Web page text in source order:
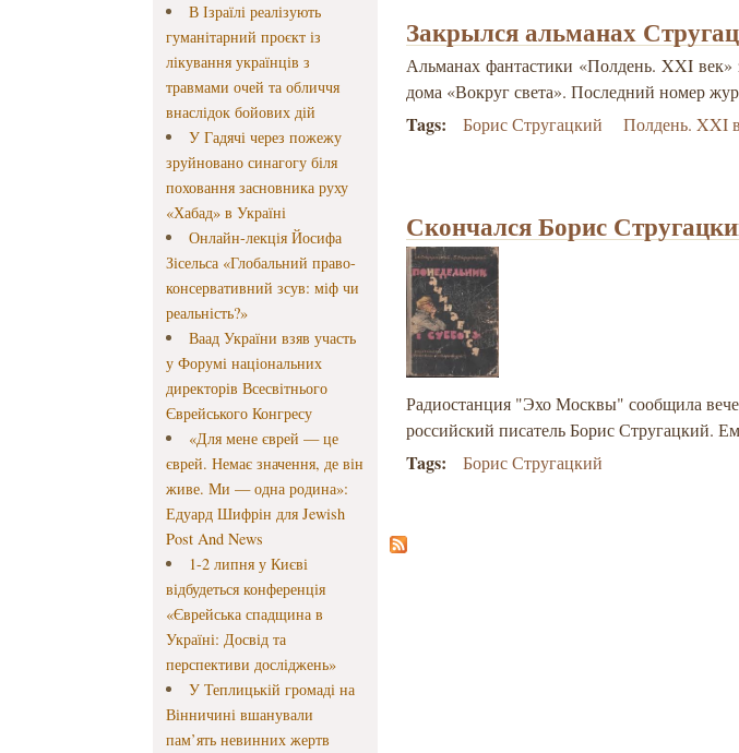
В Ізраїлі реалізують
гуманітарний проєкт із
лікування українців з
травмами очей та обличчя
внаслідок бойових дій
У Гадячі через пожежу
зруйновано синагогу біля
поховання засновника руху
«Хабад» в Україні
Онлайн-лекція Йосифа
Зісельса «Глобальний право-
консервативний зсув: міф чи
реальність?»
Ваад України взяв участь
у Форумі національних
директорів Всесвітнього
Єврейського Конгресу
«Для мене єврей — це
єврей. Немає значення, де він
живе. Ми — одна родина»:
Едуард Шифрін для Jewish
Post And News
1-2 липня у Києві
відбудеться конференція
«Єврейська спадщина в
Україні: Досвід та
перспективи досліджень»
У Теплицькій громаді на
Вінничині вшанували
пам’ять невинних жертв
Закрылся альманах
Альманах фантастики «Полдень. XXI век»
дома «Вокруг света». Последний номер
Tags: Борис Стругацкий Полдень. XXI
Скончался Борис
Радиостанция "Эхо Москвы" сообщила
российский писатель Борис Стругацкий.
Tags: Борис Стругацкий